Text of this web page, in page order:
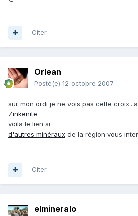
Citer
Orlean
Posté(e) 12 octobre 2007
sur mon ordi je ne vois pas cette
Zinkenite
voila le lien si
d'autres minéraux de la région vous
Citer
elmineralo